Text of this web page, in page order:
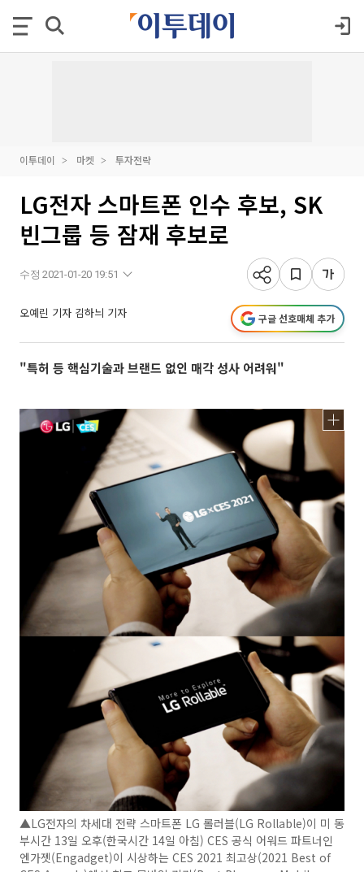
이투데이 마켓 투자전략
LG전자 스마트폰 인수 후보, SK
빈그룹 등 잠재 후보로
수정 2021-01-20 19:51
오예린 기자 김하늬 기자 구글 선호매체 추가
"특허 등 핵심기술과 브랜드 없인 매각 성사 어려워"
▲LG전자의 차세대 전략 스마트폰 LG 롤러블(LG Rollable)이 미 동
부시간 13일 오후(한국시간 14일 아침) CES 공식 어워드 파트너인
엔가젯(Engadget)이 시상하는 CES 2021 최고상(2021 Best of